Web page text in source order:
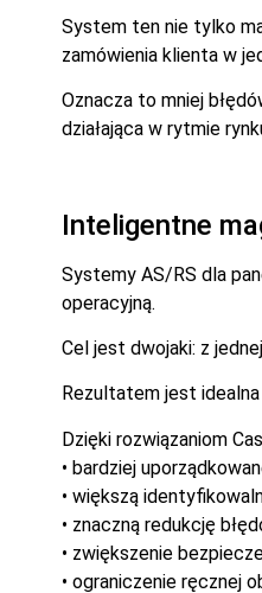
System ten nie tylko
zamówienia klienta w
Oznacza to mniej
działająca w rytmie
Inteligentne
Systemy AS/RS dla
operacyjną.
Cel jest dwojaki: z
Rezultatem jest
Dzięki rozwiązaniom
• bardziej
• większą
• znaczną redukcję
• zwiększenie
• ograniczenie ręcznej